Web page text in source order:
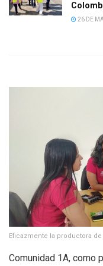
26 DE
Eficazmente la productora de
Comunidad 1A, como